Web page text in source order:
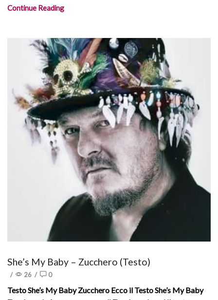
Continue Reading
She’s My Baby – Zucchero (Testo)
/ 26 / 0
Testo She’s My Baby Zucchero Ecco il Testo She’s My Baby